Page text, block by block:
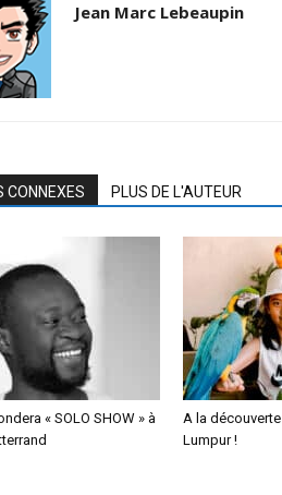
Jean Marc Lebeaupin
CONNEXES PLUS DE L'AUTEUR
« SOLO SHOW » à
A la
Lumpur !